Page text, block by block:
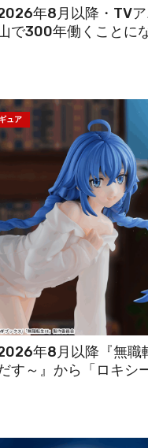
年8月以降・TV
で300年働くことに
を立体化！
ュア
年8月以降『無
す～』から「ロキシ